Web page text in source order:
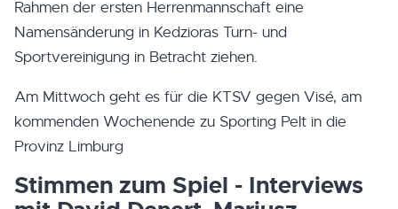
Rahmen der ersten Herrenmannschaft eine
Namensänderung in Kedzioras Turn- und
Sportvereinigung in Betracht ziehen.
Am Mittwoch geht es für die KTSV gegen Visé, am
kommenden Wochenende zu Sporting Pelt in die
Provinz Limburg
Stimmen zum Spiel - Interviews